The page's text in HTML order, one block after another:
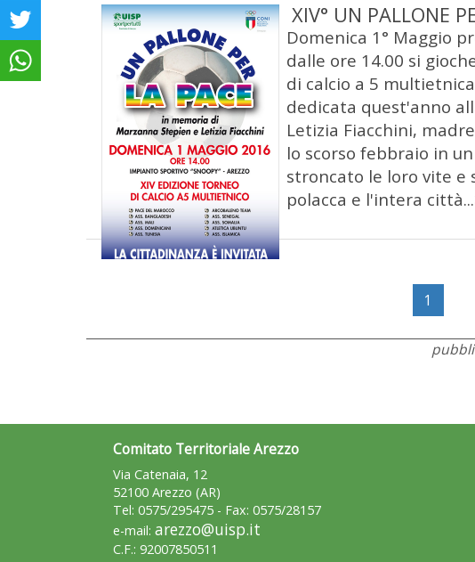
XIV° UN PALLONE
Domenica 1° Maggio
dalle ore 14.00 si
di calcio a 5
dedicata quest'anno
Letizia Fiacchini,
lo scorso febbraio in
stroncato le loro vite e
polacca e l'intera
1
Comitato Territoriale Arezzo
Via Catenaia, 12
52100 Arezzo (AR)
Tel: 0575/295475 - Fax: 0575/28157
e-mail: arezzo@uisp.it
C.F.: 92007850511